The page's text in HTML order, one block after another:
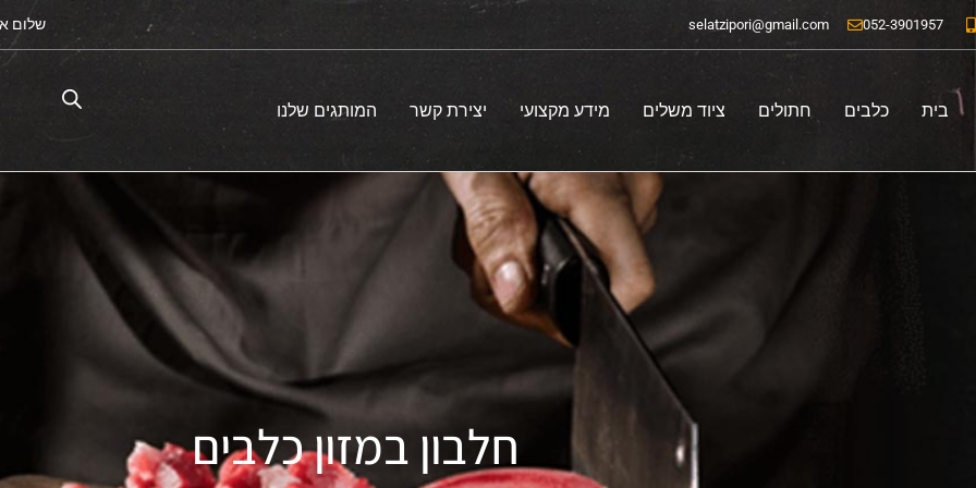
לתוכן
052-3901957
selatzipori@gmail.com שלום
בית כלבים חתולים ציוד משלים מידע מקצועי יצירת קשר המותגים שלנו
חלבון במזון כלבים